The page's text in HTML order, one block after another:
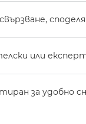
или
за удобно